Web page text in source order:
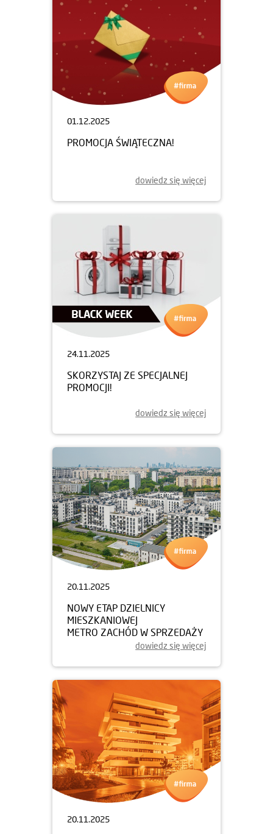
01.12.2025
PROMOCJA ŚWIĄTECZNA!
dowiedz się więcej
24.11.2025
SKORZYSTAJ ZE SPECJALNEJ
PROMOCJI!
dowiedz się więcej
20.11.2025
NOWY ETAP DZIELNICY
MIESZKANIOWEJ
METRO ZACHÓD W SPRZEDAŻY
dowiedz się więcej
20.11.2025